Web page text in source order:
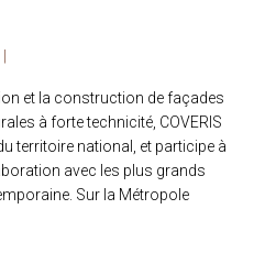
et la construction de façades
à forte technicité, COVERIS
territoire national, et participe à
avec les plus grands
Sur la Métropole